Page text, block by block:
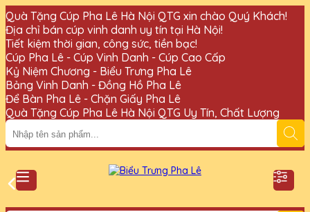
Quà Tặng Cúp Pha Lê Hà Nội QTG xin chào Quý Khách!
Địa chỉ bán cúp vinh danh uy tín tại Hà Nội!
Tiết kiệm thời gian, công sức, tiền bạc!
Cúp Pha Lê - Cúp Vinh Danh - Cúp Cao Cấp
Kỷ Niệm Chương - Biểu Trưng Pha Lê
Bảng Vinh Danh - Đồng Hồ Pha Lê
Để Bàn Pha Lê - Chặn Giấy Pha Lê
Quà Tặng Cúp Pha Lê Hà Nội QTG Uy Tín, Chất Lượng